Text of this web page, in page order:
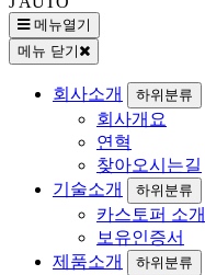
메뉴열기
메뉴 닫기
회사소개 하위분류
회사개요
연혁
찾아오시는길
기술소개
하위분류
카스토퍼 소개
보유인증서
제품소개
하위분류